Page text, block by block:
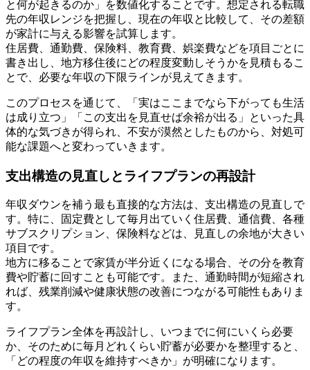
と何が起きるのか」を数値化することです。想定される転職
先の年収レンジを把握し、現在の年収と比較して、その差額
が家計に与える影響を試算します。
住居費、通勤費、保険料、教育費、娯楽費などを項目ごとに
書き出し、地方移住後にどの程度変動しそうかを見積もるこ
とで、必要な年収の下限ラインが見えてきます。
このプロセスを通じて、「実はここまでなら下がっても生活
は成り立つ」「この支出を見直せば余裕が出る」といった具
体的な気づきが得られ、不安が漠然としたものから、対処可
能な課題へと変わっていきます。
支出構造の見直しとライフプランの再設計
年収ダウンを補う最も直接的な方法は、支出構造の見直しで
す。特に、固定費として毎月出ていく住居費、通信費、各種
サブスクリプション、保険料などは、見直しの余地が大きい
項目です。
地方に移ることで家賃が半分近くになる場合、その分を教育
費や貯蓄に回すことも可能です。また、通勤時間が短縮され
れば、残業削減や健康状態の改善につながる可能性もありま
す。
ライフプラン全体を再設計し、いつまでに何にいくら必要
か、そのために毎月どれくらい貯蓄が必要かを整理すると、
「どの程度の年収を維持すべきか」が明確になります。